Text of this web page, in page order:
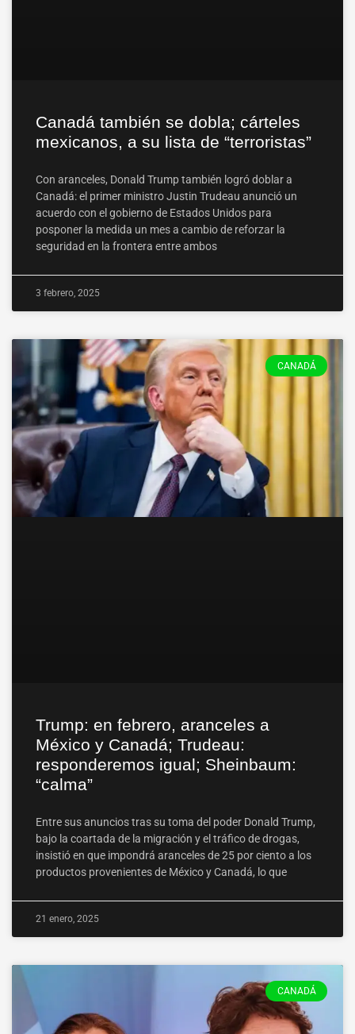
Canadá también se dobla; cárteles
mexicanos, a su lista de “terroristas”
Con aranceles, Donald Trump también logró doblar a
Canadá: el primer ministro Justin Trudeau anunció un
acuerdo con el gobierno de Estados Unidos para
posponer la medida un mes a cambio de reforzar la
seguridad en la frontera entre ambos
3 febrero, 2025
CANADÁ
Trump: en febrero, aranceles a
México y Canadá; Trudeau:
responderemos igual; Sheinbaum:
“calma”
Entre sus anuncios tras su toma del poder Donald Trump,
bajo la coartada de la migración y el tráfico de drogas,
insistió en que impondrá aranceles de 25 por ciento a los
productos provenientes de México y Canadá, lo que
21 enero, 2025
CANADÁ